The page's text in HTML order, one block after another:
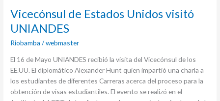
Vicecónsul de Estados Unidos visitó
UNIANDES
Riobamba /webmaster
El 16 de Mayo UNIANDES recibió la visita del Vicecónsul de los
EE.UU. El diplomático Alexander Hunt quien impartió una charla a
los estudiantes de diferentes Carreras acerca del proceso para la
obtención de visas estudiantiles. El evento se realizó en el
Vicecónsul
Estados
Unidos
UNIANDES